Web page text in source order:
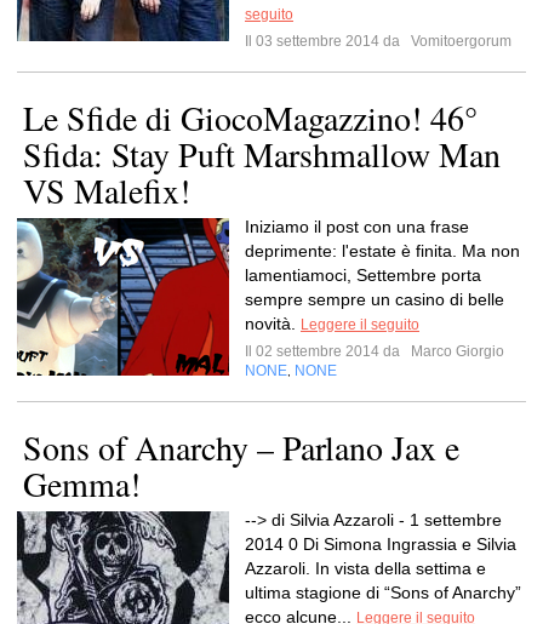
seguito
Il 03 settembre 2014 da
Vomitoergorum
Le Sfide di GiocoMagazzino! 46°
Sfida: Stay Puft Marshmallow Man
VS Malefix!
Iniziamo il post con una frase
deprimente: l'estate è finita. Ma non
lamentiamoci, Settembre porta
sempre sempre un casino di belle
novità.
Leggere il seguito
Il 02 settembre 2014 da
Marco Giorgio
NONE NONE
Sons of Anarchy – Parlano Jax e
Gemma!
--> di Silvia Azzaroli - 1 settembre
2014 0 Di Simona Ingrassia e Silvia
Azzaroli. In vista della settima e
ultima stagione di “Sons of Anarchy”
ecco alcune...
Leggere il seguito